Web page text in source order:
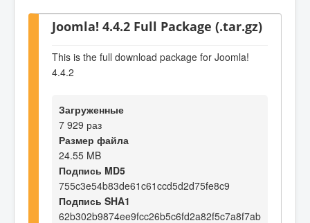
Joomla! 4.4.2 Full Package (.tar.gz)
This is the full download package for Joomla!
4.4.2
Загруженные
7 929 раз
Размер файла
24.55 MB
Подпись MD5
755c3e54b83de61c61ccd5d2d75fe8c9
Подпись SHA1
62b302b9874ee9fcc26b5c6fd2a82f5c7a8f7ab